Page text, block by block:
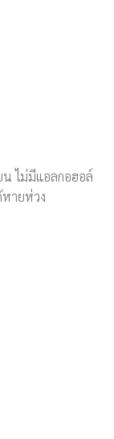
ไม่มีแอลกอฮอล์
ายห่วง